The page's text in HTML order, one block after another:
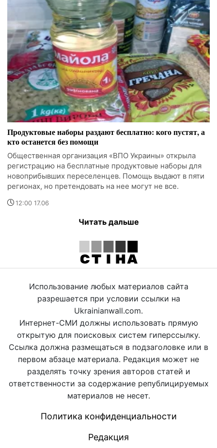
Продуктовые наборы раздают бесплатно: кого пустят, а
кто останется без помощи
Общественная организация «ВПО Украины» открыла
регистрацию на бесплатные продуктовые наборы для
новоприбывших переселенцев. Помощь выдают в пяти
регионах, но претендовать на нее могут не все.
12:00 17.06
Читать дальше
Использование любых материалов сайта
разрешается при условии ссылки на
Ukrainianwall.com.
Интернет-СМИ должны использовать прямую
открытую для поисковых систем гиперссылку.
Ссылка должна размещаться в подзаголовке или в
первом абзаце материала. Редакция может не
разделять точку зрения авторов статей и
ответственности за содержание републицируемых
материалов не несет.
Политика конфиденциальности
Редакция